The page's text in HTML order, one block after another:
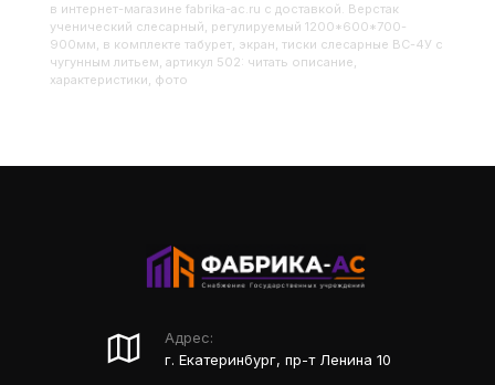
в интернет-магазине fabrika-ac.ru с доставкой. Верстак
ученический слесарный, регулируемый 1200*600*700-
900мм, в комплекте табурет, экран, тиски слесарные ВС-4У с
чугунным литьем, артикул 502: читать описание,
характеристики, фото
Адрес:
г. Екатеринбург, пр-т Ленина 10